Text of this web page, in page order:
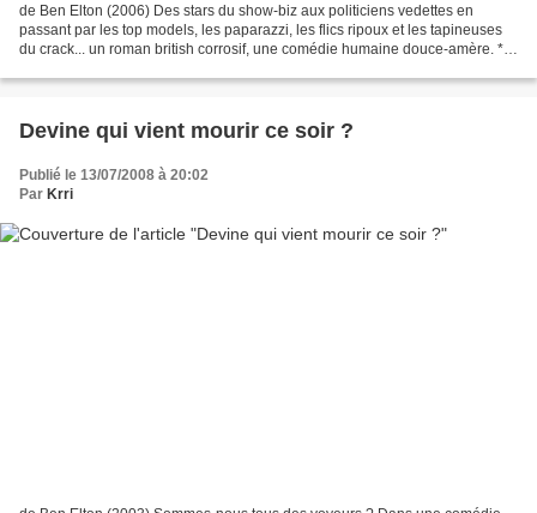
de Ben Elton (2006) Des stars du show-biz aux politiciens vedettes en
passant par les top models, les paparazzi, les flics ripoux et les tapineuses
du crack... un roman british corrosif, une comédie humaine douce-amère. ***
Devine qui vient mourir ce soir ?
Publié le 13/07/2008 à 20:02
Par Krri